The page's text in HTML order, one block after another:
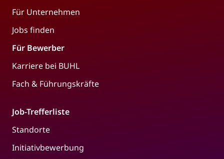
Für Unternehmen
Jobs finden
Für Bewerber
Karriere bei BUHL
Fach & Führungskräfte
Job-Trefferliste
Standorte
Initiativbewerbung